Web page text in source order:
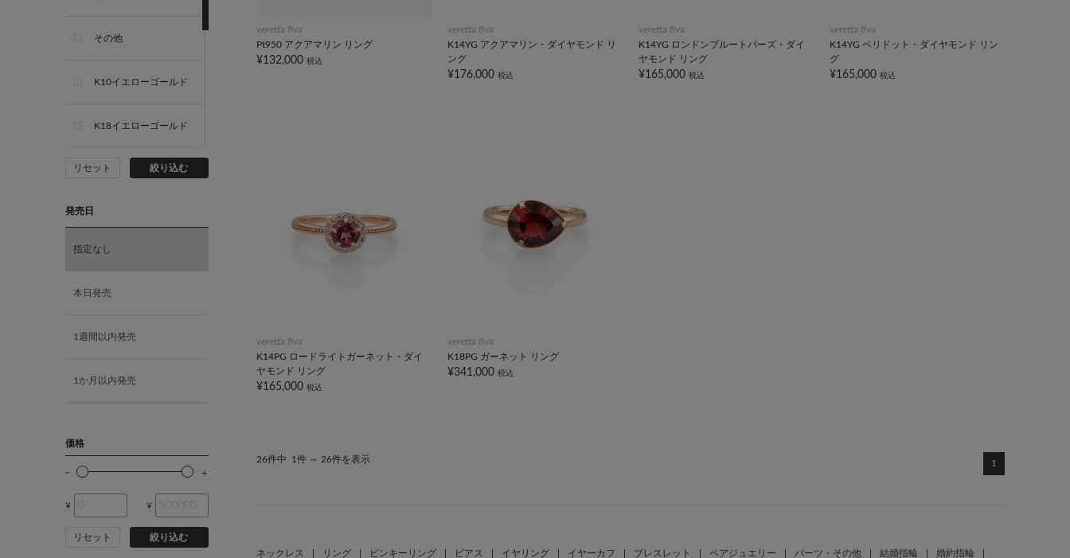
その他
K10イエローゴールド
K18イエローゴールド
K10ホワイトゴールド
K10ピンクゴールド
K18ピンクゴールド
リセット 絞り込む
発売日
指定なし
本日発売
1週間以内発売
1か月以内発売
価格
¥ ¥
リセット 絞り込む
veretta 8va
Pt950 アクアマリン リング
¥132,000 税込
veretta 8va
K14YG アクアマリン・ダイヤモンド リ
ング
¥176,000 税込
veretta 8va
K14YG ロンドンブルートパーズ・ダイ
ヤモンド リング
¥165,000 税込
veretta 8va
K14YG ペリドット・ダイヤモンド リン
グ
¥165,000 税込
veretta 8va
K14PG ロードライトガーネット・ダイ
ヤモンド リング
¥165,000 税込
veretta 8va
K18PG ガーネット リング
¥341,000 税込
26件中 1件 ～ 26件を表示 1
ネックレス リング ピンキーリング ピアス イヤリング イヤーカフ ブレスレット ペアジュエリー パーツ・その他 結婚指輪 婚約指輪